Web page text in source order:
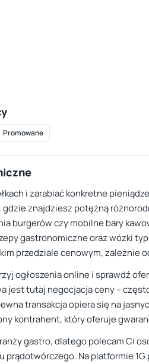
Promowane
i zarabiać konkretne
gdzie znajdziesz potężną
burgerów czy mobilne bary
gastronomiczne oraz wózki
przedziale cenowym, zależnie
ogłoszenia online i sprawdź
jest tutaj negocjacja ceny –
transakcja opiera się na
kontrahent, który oferuje
gastro, dlatego polecam Ci
Na platformie